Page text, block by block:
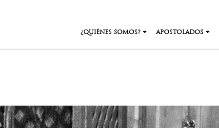
¿QUIÉNES SOMOS? APOSTOLADOS